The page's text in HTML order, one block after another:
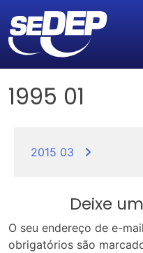
1995 01
2015 03
Deixe
O seu endereço de e-
obrigatórios são